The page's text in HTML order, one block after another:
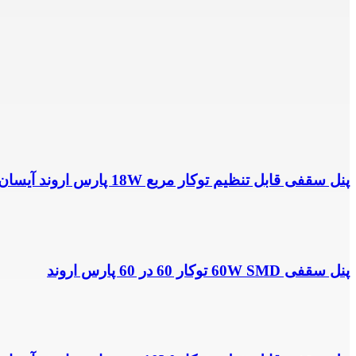
پنل سقفی قابل تنظیم توکار مربع 18W پارس اروند آیسان
پنل سقفی 60W SMD توکار 60 در 60 پارس اروند